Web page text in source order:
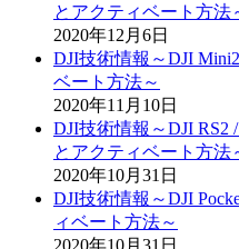
とアクティベート方法
2020年12月6日
DJI技術情報～DJI
ベート方法～
2020年11月10日
DJI技術情報～DJI RS2
とアクティベート方法
2020年10月31日
DJI技術情報～DJI
ィベート方法～
2020年10月31日